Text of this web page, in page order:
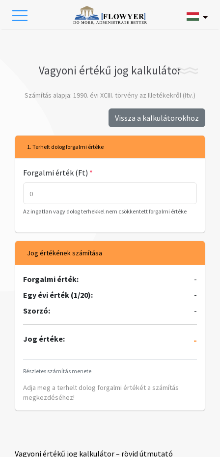
Vagyoni értékű jog kalkulátor
Számítás alapja: 1990. évi XCIII. törvény az Illetékekről (Itv.)
Vissza a kalkulátorokhoz
1. Terhelt dolog forgalmi értéke
Forgalmi érték (Ft) *
Az ingatlan vagy dolog terhekkel nem csökkentett forgalmi értéke
Jog értékének számítása
Forgalmi érték:
-
Egy évi érték (1/20):
-
Szorzó:
-
Jog értéke: -
Részletes számítás menete
Adja meg a terhelt dolog forgalmi értékét a számítás
megkezdéséhez!
Vagyoni értékű jog kalkulátor – rövid útmutató